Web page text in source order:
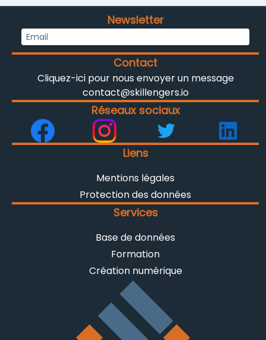
Services
Base de données
Formation
Création numérique
Liens
Mentions légales
Protection des données
Réseaux sociaux
Contact
Cliquez-ici pour nous envoyer un message
contact@skillengers.io
Newsletter